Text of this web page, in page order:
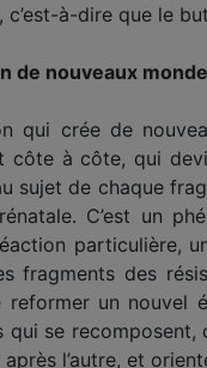
c’est-à-dire que le
de nouveaux
qui crée de
côte à côte, qui
sujet de chaque
C’est un
particu­lière,
fragments des
refor­mer un nouvel
qui se recomposent,
après l’autre, et